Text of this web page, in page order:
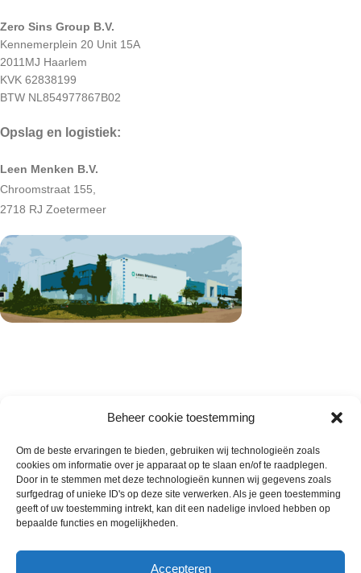
Beheer cookie toestemming
Om de beste ervaringen te bieden, gebruiken wij technologieën zoals
cookies om informatie over je apparaat op te slaan en/of te raadplegen.
Door in te stemmen met deze technologieën kunnen wij gegevens zoals
surfgedrag of unieke ID's op deze site verwerken. Als je geen toestemming
geeft of uw toestemming intrekt, kan dit een nadelige invloed hebben op
bepaalde functies en mogelijkheden.
Accepteren
Zero Sins Group B.V.
Kennemerplein 20 Unit 15A
2011MJ Haarlem
KVK 62838199
BTW NL854977867B02
Opslag en logistiek:
Leen Menken B.V.
Chroomstraat 155,
2718 RJ Zoetermeer
Wie zijn wij
Contact met onze inkoop
Klantenservice
Annuleer & Retourbeleid